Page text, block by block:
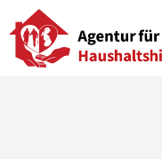
Zum
Inhalt
springen